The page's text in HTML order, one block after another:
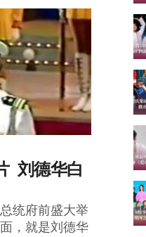
刘德华白
统府前盛大举
，就是刘德华